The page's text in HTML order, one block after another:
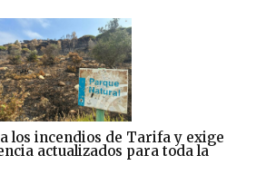
los incendios de Tarifa y exige
actualizados para toda la